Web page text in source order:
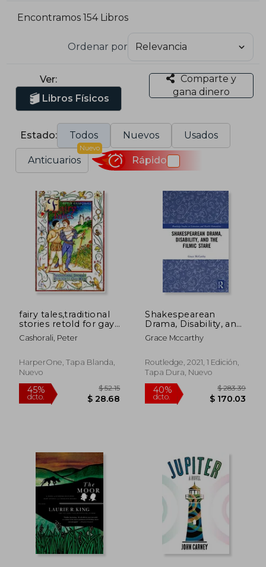
Encontramos 154 Libros
Ordenar por
Ver:
Libros Físicos
Comparte y
gana dinero
Estado: Todos Nuevos Usados
Anticuarios
Nuevo
Rápido
fairy tales,traditional
stories retold for gay
men (en Inglés)
Cashorali, Peter
HarperOne, Tapa Blanda,
Nuevo
45%
dcto. $ 28.68
Shakespearean
Drama, Disability, and
the Filmic Stare: “Not
Shap’D for Sportive
Studies in Literature
and Health
Inglés)
Grace Mccarthy
Routledge, 2021, 1 Edición,
Tapa Dura, Nuevo
40%
dcto.